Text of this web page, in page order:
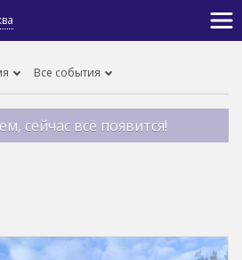
Все события
сейчас всё появится!